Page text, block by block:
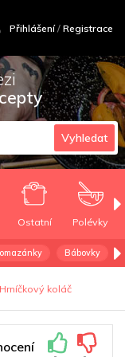
Přihlášení/ Registrace
Vyhledat
Ostatní Polévky
Bábovky
Hrníčkový koláč